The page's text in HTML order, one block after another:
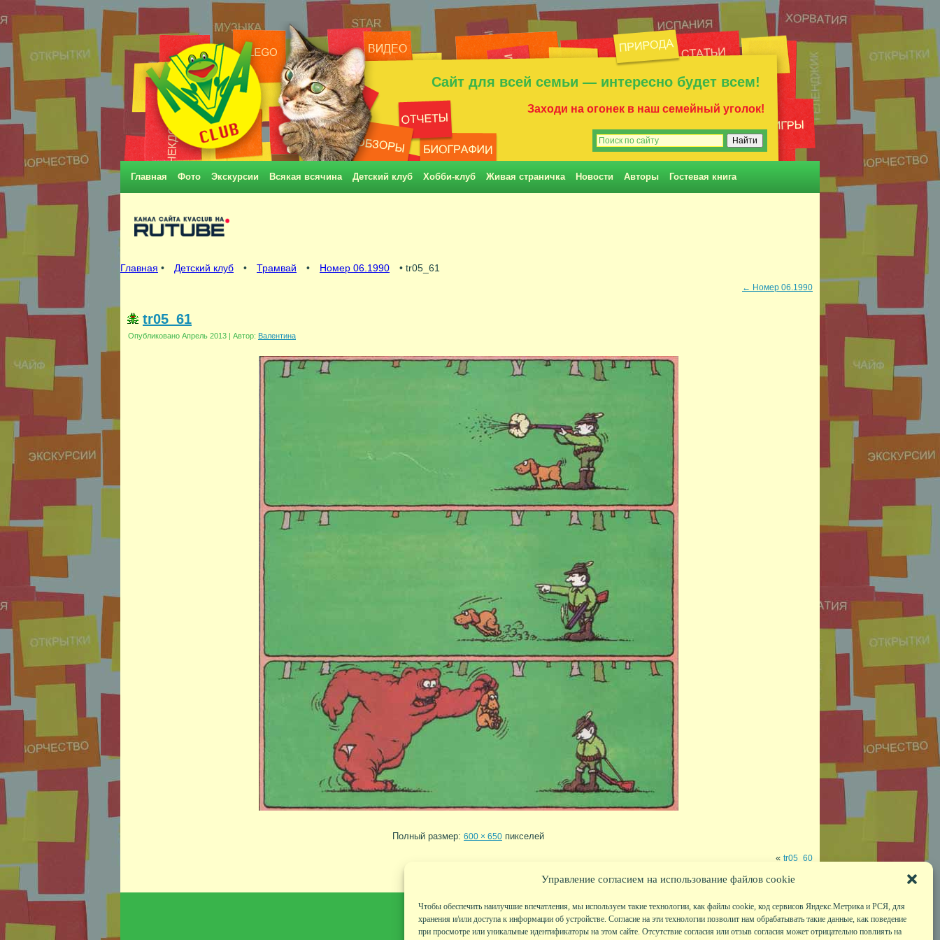
Управление согласием на использование файлов cookie
Чтобы обеспечить наилучшие впечатления, мы используем такие технологии, как файлы cookie, код сервисов Яндекс.Метрика и РСЯ, для
хранения и/или доступа к информации об устройстве. Согласие на эти технологии позволит нам обрабатывать такие данные, как поведение
при просмотре или уникальные идентификаторы на этом сайте. Отсутствие согласия или отзыв согласия может отрицательно повлиять на
Сайт для всей семьи — интересно будет всем!
Заходи на огонек в наш семейный уголок!
Главная Фото Экскурсии Всякая всячина Детский клуб Хобби-клуб Живая страничка Новости Авторы Гостевая книга
Главная • Детский клуб • Трамвай • Номер 06.1990 • tr05_61
← Номер 06.1990
tr05_61
Опубликовано Апрель 2013 | Автор: Валентина
Полный размер: 600 × 650 пикселей
« tr05_60